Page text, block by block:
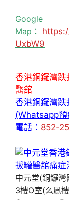
Google
Map：
UxbW9
香港銅鑼灣
醫舘
香港銅鑼灣
(Whatsapp預
電話： 852-
中元堂(銅鑼
3樓O室(么鳳